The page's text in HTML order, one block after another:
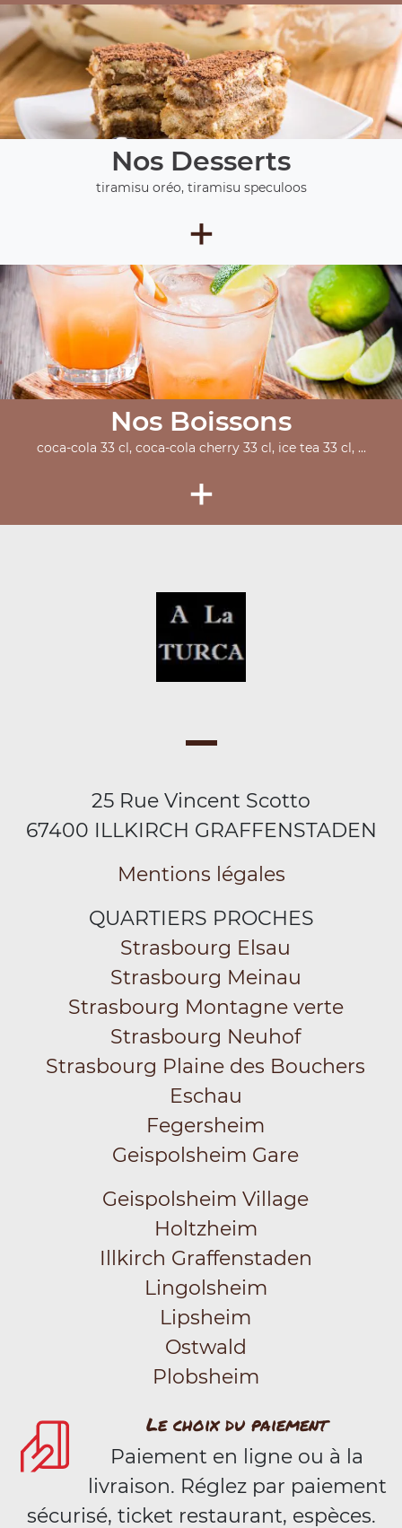
Nos Desserts
tiramisu oréo, tiramisu speculoos
+
Nos Boissons
coca-cola 33 cl, coca-cola cherry 33 cl, ice tea 33 cl, ...
+
25 Rue Vincent Scotto
67400 ILLKIRCH GRAFFENSTADEN
Mentions légales
QUARTIERS PROCHES
Strasbourg Elsau
Strasbourg Meinau
Strasbourg Montagne verte
Strasbourg Neuhof
Strasbourg Plaine des Bouchers
Eschau
Fegersheim
Geispolsheim Gare
Geispolsheim Village
Holtzheim
Illkirch Graffenstaden
Lingolsheim
Lipsheim
Ostwald
Plobsheim
Le choix du paiement
Paiement en ligne ou à la
livraison. Réglez par paiement
sécurisé, ticket restaurant, espèces.